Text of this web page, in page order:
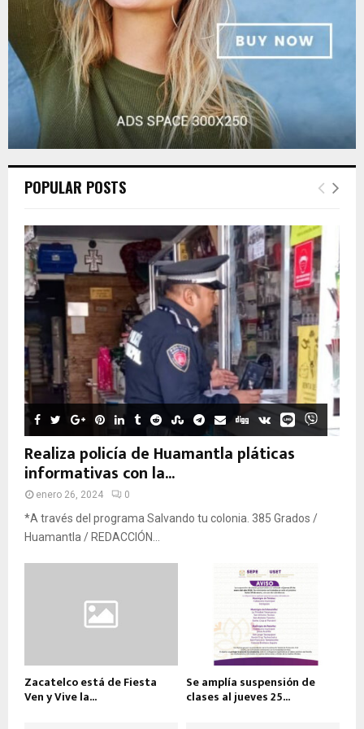
POPULAR POSTS
Realiza policía de Huamantla pláticas
informativas con la...
enero 26, 2024 0
*A través del programa Salvando tu colonia. 385 Grados /
Huamantla / REDACCIÓN...
Zacatelco está de Fiesta
Ven y Vive la...
Se amplía suspensión de
clases al jueves 25...